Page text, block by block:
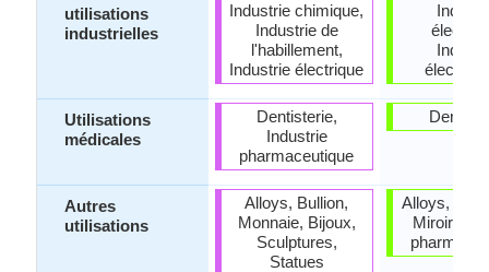
utilisations
industrielles
Utilisations
médicales
Autres
utilisations
Industrie chimique,
Industrie de
l'habillement,
Industrie électrique
Dentisterie,
Industrie
pharmaceutique
Alloys, Bullion,
Monnaie, Bijoux,
Sculptures,
Statues
Alloys,
Miroir,